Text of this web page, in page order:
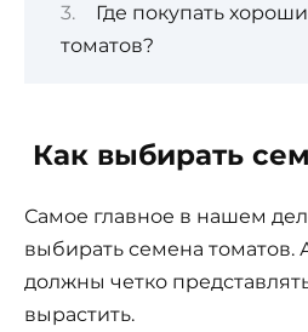
Где покупать
томатов?
Как выбирать
Самое главное в нашем
выбирать семена томатов.
должны четко
вырастить.